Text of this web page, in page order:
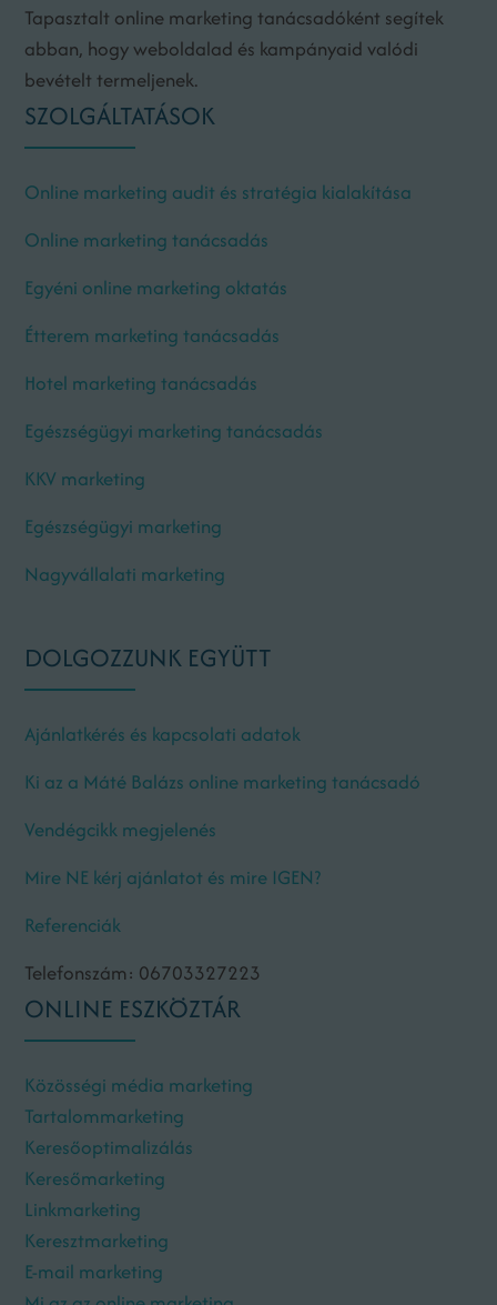
Tapasztalt online marketing tanácsadóként segítek
abban, hogy weboldalad és kampányaid valódi
bevételt termeljenek.
SZOLGÁLTATÁSOK
Online marketing audit és stratégia kialakítása
Online marketing tanácsadás
Egyéni online marketing oktatás
Étterem marketing tanácsadás
Hotel marketing tanácsadás
Egészségügyi marketing tanácsadás
KKV marketing
Egészségügyi marketing
Nagyvállalati marketing
DOLGOZZUNK EGYÜTT
Ajánlatkérés és kapcsolati adatok
Ki az a Máté Balázs online marketing tanácsadó
Vendégcikk megjelenés
Mire NE kérj ajánlatot és mire IGEN?
Referenciák
Telefonszám: 06703327223
ONLINE ESZKÖZTÁR
Közösségi média marketing
Tartalommarketing
Keresőoptimalizálás
Keresőmarketing
Linkmarketing
Keresztmarketing
E-mail marketing